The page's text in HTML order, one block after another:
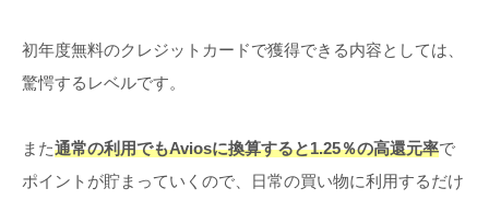
初年度無料のクレジットカードで獲得できる内容としては、
驚愕するレベルです。
また通常の利用でもAviosに換算すると1.25％の高還元率で
ポイントが貯まっていくので、日常の買い物に利用するだけ